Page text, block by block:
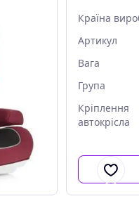
Країна
Артикул
Вага
Група
Кріплення
автокрісла